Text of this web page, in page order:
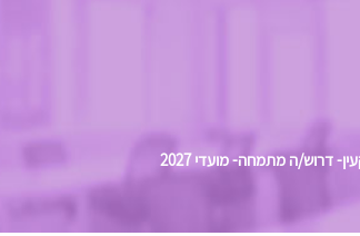
דרוש/ה מתמחה- מועדי 2027